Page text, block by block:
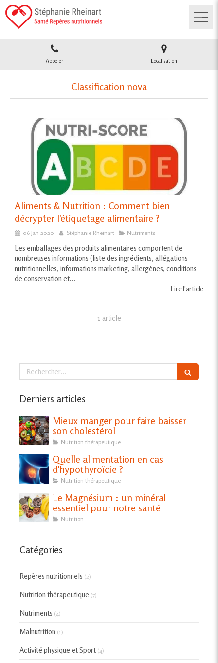
Appeler Localisation
Classification nova
Aliments & Nutrition : Comment bien
décrypter l'étiquetage alimentaire ?
06 Jan 2020 Stéphanie Rheinart Nutriments
Les emballages des produits alimentaires comportent de
nombreuses informations (liste des ingrédients, allégations
nutritionnelles, informations marketing, allergènes, conditions
de conservation et...
Lire l'article
1 article
Rechercher
Derniers articles
Mieux manger pour faire baisser
son cholestérol
Nutrition thérapeutique
Quelle alimentation en cas
d'hypothyroïdie ?
Nutrition thérapeutique
Le Magnésium : un minéral
essentiel pour notre santé
Nutrition
Catégories
Repères nutritionnels (2)
Nutrition thérapeutique (7)
Nutriments (4)
Malnutrition (1)
Activité physique et Sport (4)